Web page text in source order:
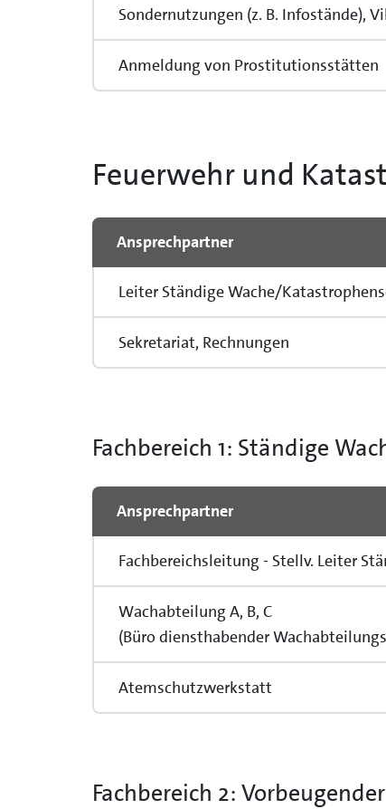
Sondernutzungen (z. B. Infostände),
Anmeldung von Prostitutionsstätten
Feuerwehr und
Ansprechpartner
Leiter Ständige Wache/
Sekretariat, Rechnungen
Fachbereich 1: Ständige
Ansprechpartner
Fachbereichsleitung - Stellv. Leiter
Wachabteilung A, B, C
(Büro diensthabender
Atemschutzwerkstatt
Fachbereich 2: